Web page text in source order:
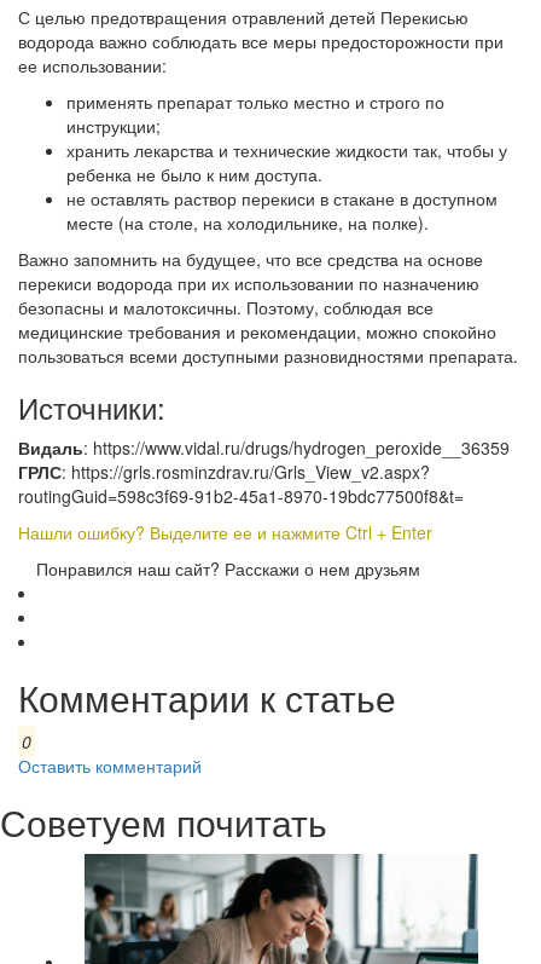
С целью предотвращения отравлений детей Перекисью
водорода важно соблюдать все меры предосторожности при
ее использовании:
применять препарат только местно и строго по
инструкции;
хранить лекарства и технические жидкости так, чтобы у
ребенка не было к ним доступа.
не оставлять раствор перекиси в стакане в доступном
месте (на столе, на холодильнике, на полке).
Важно запомнить на будущее, что все средства на основе
перекиси водорода при их использовании по назначению
безопасны и малотоксичны. Поэтому, соблюдая все
медицинские требования и рекомендации, можно спокойно
пользоваться всеми доступными разновидностями препарата.
Источники:
Видаль: https://www.vidal.ru/drugs/hydrogen_peroxide__36359
ГРЛС: https://grls.rosminzdrav.ru/Grls_View_v2.aspx?
routingGuid=598c3f69-91b2-45a1-8970-19bdc77500f8&t=
Нашли ошибку? Выделите ее и нажмите Ctrl + Enter
Понравился наш сайт? Расскажи о нем друзьям
Комментарии к статье
0
Оставить комментарий
Советуем почитать